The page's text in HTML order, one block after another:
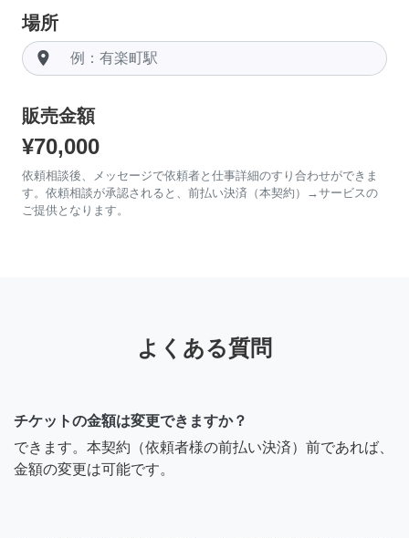
場所
room
販売金額
¥70,000
依頼相談後、メッセージで依頼者と仕事詳細のすり合わせができま
す。依頼相談が承認されると、前払い決済（本契約）→サービスの
ご提供となります。
よくある質問
チケットの金額は変更できますか？
できます。本契約（依頼者様の前払い決済）前であれば、
金額の変更は可能です。